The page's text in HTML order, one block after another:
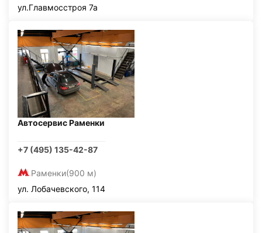
ул.Главмосстроя 7а
Автосервис Раменки
+7 (495) 135-42-87
Раменки(900 м)
ул. Лобачевского, 114